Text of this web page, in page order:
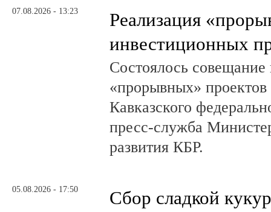
07.08.2026 - 13:23
Реализация
инвестиционных
Состоялось
«прорывных» проектов
Кавказского
пресс-служба
развития КБР.
05.08.2026 - 17:50 Сбор сладкой